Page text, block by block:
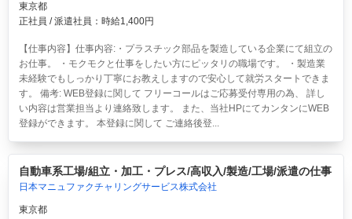
東京都
正社員 / 派遣社員：時給1,400円
【仕事内容】仕事内容:・プラスチック部品を製造している企業にて組立の
お仕事。 ・モクモクと仕事をしたい方にピッタリの職場です。 ・製造業
未経験でもしっかり丁寧にお教えしますので安心して就労スタートできま
す。 備考: WEB登録に関して フリーコールはご応募受付専用の為、 詳し
い内容は営業担当より連絡致します。 また、当社HPにてカンタンにWEB
登録ができます。 本登録に関して ご連絡後登...
自動車系工場/組立・加工・プレス/高収入/製造/工場/派遣の仕事
日本マニュファクチャリングサービス株式会社
東京都